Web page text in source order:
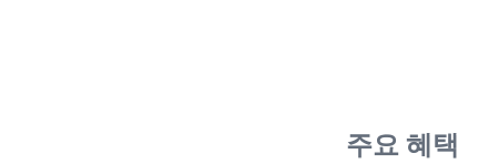
주요 혜택